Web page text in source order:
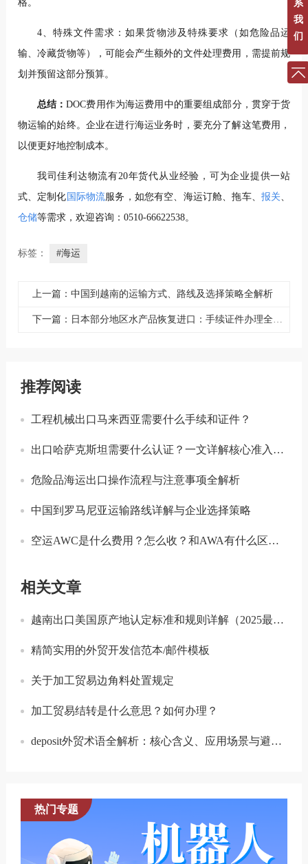
格。
4、特殊文件需求：如果货物涉及特殊要求（如危险品运
输、冷藏货物等），可能会产生额外的文件处理费用，需提前规
划并预留这部分预算。
总结：DOC费用作为海运费用中的重要组成部分，贯穿于货
物运输的始终。企业在进行海运业务时，要充分了解这笔费用，
以便更好地控制成本。
我司佳利达物流有20年货代从业经验，可为企业提供一站
式、定制化 国际物流服务，如您有空、海运订舱、拖车、 报关
仓储等需求，欢迎咨询：0510-66622538。
标签： #海运
上一篇：中国到越南的运输方式、路线及选择策略全解析
下一篇：日本部分地区水产品恢复进口：手续证件办理全攻略
推荐阅读
工程机械出口马来西亚需要什么手续和证件？
出口哈萨克斯坦需要什么认证？一文详解核心准入要求
危险品海运出口操作流程与注意事项全解析
中国到罗马尼亚运输路线详解与企业选择策略
空运AWC是什么费用？怎么收？和AWA有什么区别？
相关文章
越南出口美国原产地认定标准和规则详解（2025最新版）
精简实用的外贸开发信范本/邮件模板
关于加工贸易边角料处置规定
加工贸易结转是什么意思？如何办理？
deposit外贸术语全解析：核心含义、应用场景与避坑要点
热门专题
系
我
们